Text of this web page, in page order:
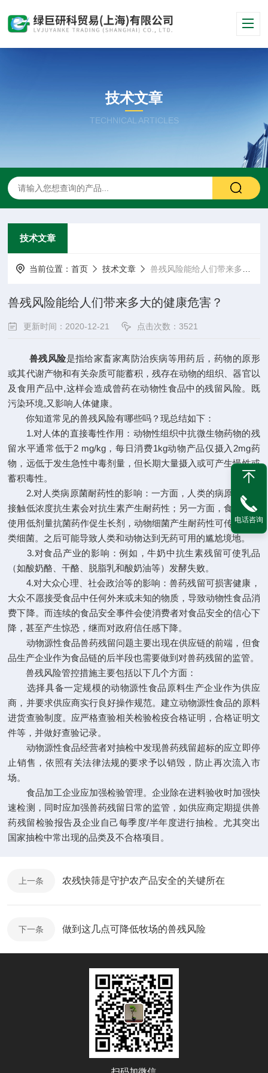
技术文章
TECHNICAL ARTICLES
技术文章
当前位置：首页 技术文章 兽残风险能给人们带来多大的健康危害？
兽残风险能给人们带来多大的健康危害？
更新时间：2020-12-21 点击次数：3521
兽残风险是指给家畜家离防治疾病等用药后，药物的原形
或其代谢产物和有关杂质可能蓄积，残存在动物的组织、器官以
及食用产品中,这样会造成曾药在动物性食品中的残留风险。既
污染环境,又影响人体健康。
你知道常见的兽残风险有哪些吗？现总结如下：
1.对人体的直接毒性作用：动物性组织中抗微生物药物的残
留水平通常低于2 mg/kg，每日消费1kg动物产品仅摄入2mg药
物，远低于发生急性中毒剂量，但长期大量摄入或可产生慢性或
蓄积毒性。
2.对人类病原菌耐药性的影响：一方面，人类的病原菌长期
接触低浓度抗生素会对抗生素产生耐药性；另一方面，食品动物
使用低剂量抗菌药作促生长剂，动物细菌产生耐药性可传递给人
类细菌。之后可能导致人类和动物达到无药可用的尴尬境地。
3.对食品产业的影响：例如，牛奶中抗生素残留可使乳品
（如酸奶酪、干酪、脱脂乳和酸奶油等）发酵失败。
4.对大众心理、社会政治等的影响：兽药残留可损害健康，
大众不愿接受食品中任何外来或未知的物质，导致动物性食品消
费下降。而连续的食品安全事件会使消费者对食品安全的信心下
降，甚至产生惊恐，继而对政府信任感下降。
动物源性食品兽药残留问题主要出现在供应链的前端，但食
品生产企业作为食品链的后半段也需要做到对兽药残留的监管。
兽残风险管控措施主要包括以下几个方面：
选择具备一定规模的动物源性食品原料生产企业作为供应
商，并要求供应商实行良好操作规范。建立动物源性食品的原料
进货查验制度。应严格查验相关检验检疫合格证明，合格证明文
件等，并做好查验记录。
动物源性食品经营者对抽检中发现兽药残留超标的应立即停
止销售，依照有关法律法规的要求予以销毁，防止再次流入市
场。
食品加工企业应加强检验管理。企业除在进料验收时加强快
速检测，同时应加强兽药残留日常的监管，如供应商定期提供兽
药残留检验报告及企业自己每季度/半年度进行抽检。尤其突出
国家抽检中常出现的品类及不合格项目。
上一条 农残快筛是守护农产品安全的关键所在
下一条 做到这几点可降低牧场的兽残风险
电话咨询